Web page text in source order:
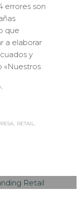
errores son
que
a elaborar
y
«Nuestros
RETAIL